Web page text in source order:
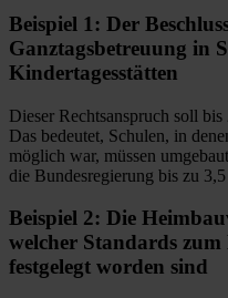
Beispiel 1: Der
Ganztagsbetreuung in
Kindertagesstätten
Dieser Rechtsanspruch soll
Das bedeutet, Schulen, in
möglich war, müssen
die Bundesregierung bis zu
Beispiel 2: Die
welcher Standards
festgelegt worden sind